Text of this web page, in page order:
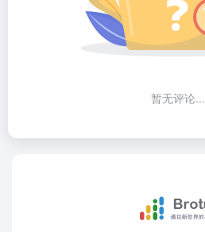
暂无评论...